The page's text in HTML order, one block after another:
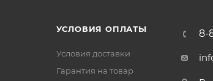
УСЛОВИЯ ОПЛАТЫ
Условия доставки
Гарантия на товар
8-